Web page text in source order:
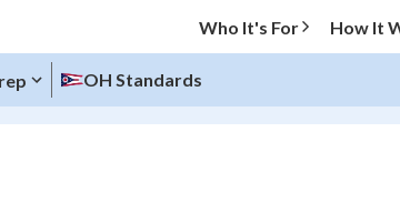
Who It's For How It
OH Standards